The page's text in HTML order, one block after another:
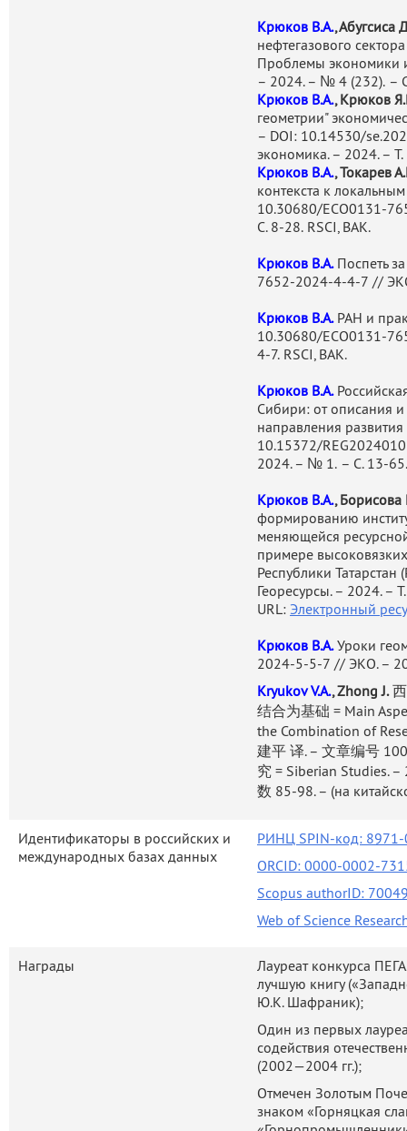
ориентированных
обоснован) высокий
минерально-сырьевого
сектор России: трудный
Подход, предложенный
исследований по
сектора не только
Арктической зоны РФ,
Отражением признания
зарубежных научных
Работы В.А.Крюкова
RIIA (Royal Institute of
др. В качестве
в проектах совместно с
провинции Альберта),
Фритьофа Нансена,
Анкориджа и Питтсбурга),
Помимо академических
активное участие в
как по линии
их регионами. В 2015
Норвежской Академии
Norwegian Scientific
является членом
Канаде и Финляндии.
Научные исследования
в разработке вопросов,
развитию экономики и
Федерации. В настоящее
советов: при
Сибирском ФО,
вопросам
Крайнего Севера,
Дальнего Востока, а также
зону Российской
собственности и
РФ, Торгово-
энергетической
энергетического комплекса).
В.А.Крюков входит в
Крюков В.А., Абугсиса
нефтегазового
Проблемы экономики
– 2024. – № 4 (232). –
Крюков В.А., Крюков
геометрии"
– DOI: 10.14530/
экономика. – 2024. –
Крюков В.А., Токарев
контекста к
10.30680/ECO0131-
С. 8-28. RSCI, ВАК.
Крюков В.А. Поспеть
7652-2024-4-4-7 //
Крюков В.А. РАН и
10.30680/ECO0131-
4-7. RSCI, ВАК.
Крюков В.А.
Сибири: от описания
направления
10.15372/
2024. – № 1. – С. 13-65.
Крюков В.А.,
формированию
меняющейся
примере
Республики
Георесурсы. – 2024. –
URL: Электронный
Крюков В.А.Уроки
2024-5-5-7 // ЭКО. –
Kryukov V.A., Zhong J.
结合为基础 = Main
the Combination of
建平 译. – 文章编号
究 = Siberian Studies.
数 85-98. – (на
Идентификаторы в российских и
международных базах данных
РИНЦ SPIN-код:
ORCID: 0000-0002-
Scopus authorID:
Web of Science
Награды
Лауреат конкурса
лучшую книгу
Ю.К. Шафраник);
Один из первых
содействия
(2002—2004 гг.);
Отмечен Золотым
знаком «Горняцкая